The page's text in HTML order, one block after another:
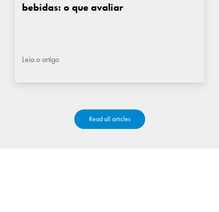
bebidas: o que avaliar
Leia o artigo
Read all articles